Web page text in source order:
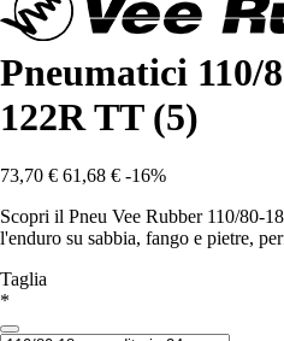
Pneumatici 110/
122R TT (5)
73,70 € 61,68 € -16%
Scopri il Pneu Vee Rubber 110/80-
l'enduro su sabbia, fango e pietre,
Taglia
*